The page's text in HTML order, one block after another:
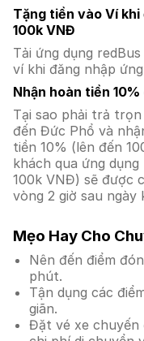
Tặng tiền vào Ví
100k VNĐ
Tải ứng dụng
ví khi đăng nhập
Nhận hoàn tiền
Tại sao phải trả
đến Đức Phổ và
tiền 10% (lên đến
khách qua ứng
100k VNĐ) sẽ được
vòng 2 giờ sau ngày
Mẹo Hay Cho
Nên đến điểm
phút.
Tận dụng các
giãn.
Đặt vé xe chuyến